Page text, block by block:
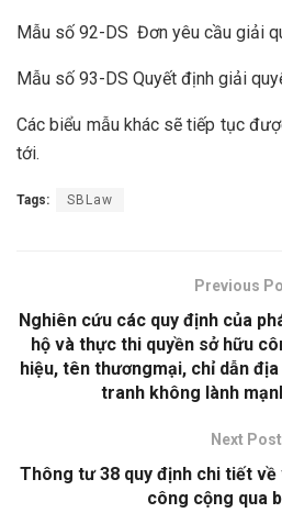
Mẫu số 92-DS Đơn yêu cầu giải
Mẫu số 93-DS Quyết định giải
Các biểu mẫu khác sẽ tiếp tục
tới.
Tags: SBLaw
Previous
Nghiên cứu các quy định của
hộ và thực thi quyền sở hữu
hiệu, tên thươngmại, chỉ dẫn
tranh không lành
Next Post
Thông tư 38 quy định chi tiết
công cộng qua